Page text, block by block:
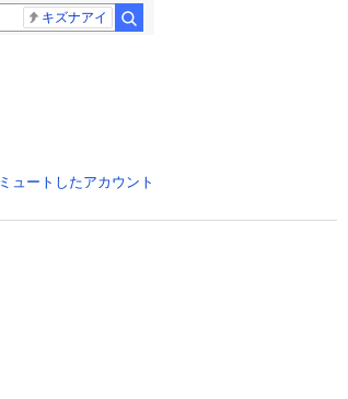
キズナアイ
ミュートしたアカウント